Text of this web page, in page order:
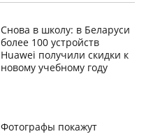
Снова в школу: в Беларуси
более 100 устройств
Huawei получили скидки к
новому учебному году
Фотографы покажут